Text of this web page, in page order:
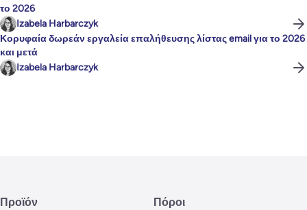
το 2026
Izabela Harbarczyk
Κορυφαία δωρεάν εργαλεία επαλήθευσης λίστας email για το 2026
και μετά
Izabela Harbarczyk
Προϊόν Πόροι